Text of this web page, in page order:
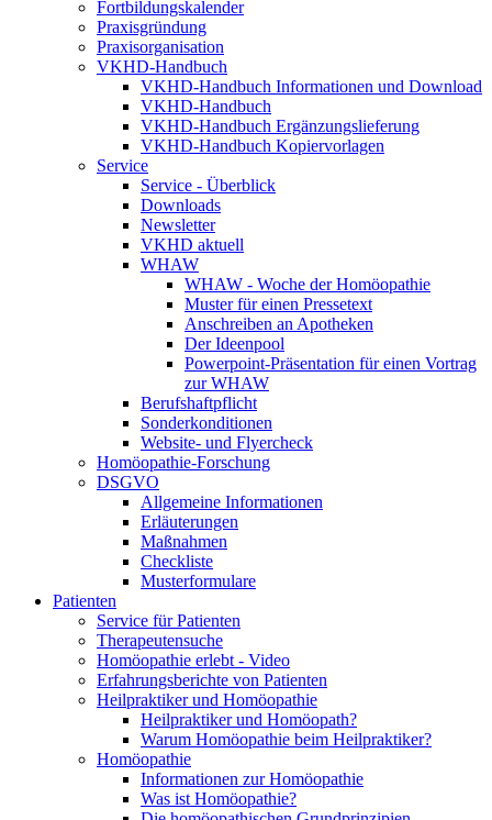
Fortbildungskalender
Praxisgründung
Praxisorganisation
VKHD-Handbuch
VKHD-Handbuch Informationen und Download
VKHD-Handbuch
VKHD-Handbuch Ergänzungslieferung
VKHD-Handbuch Kopiervorlagen
Service
Service - Überblick
Downloads
Newsletter
VKHD aktuell
WHAW
WHAW - Woche der Homöopathie
Muster für einen Pressetext
Anschreiben an Apotheken
Der Ideenpool
Powerpoint-Präsentation für einen Vortrag
zur WHAW
Berufshaftpflicht
Sonderkonditionen
Website- und Flyercheck
Homöopathie-Forschung
DSGVO
Allgemeine Informationen
Erläuterungen
Maßnahmen
Checkliste
Musterformulare
Patienten
Service für Patienten
Therapeutensuche
Homöopathie erlebt - Video
Erfahrungsberichte von Patienten
Heilpraktiker und Homöopathie
Heilpraktiker und Homöopath?
Warum Homöopathie beim Heilpraktiker?
Homöopathie
Informationen zur Homöopathie
Was ist Homöopathie?